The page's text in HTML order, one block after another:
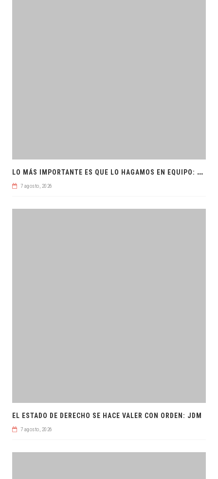
L
O MÁS IMPORTANTE ES QUE LO HAGAMOS EN EQUIPO: CPL
7 agosto, 2026
EL ESTADO DE DERECHO SE HACE VALER CON ORDEN: JDM
7 agosto, 2026